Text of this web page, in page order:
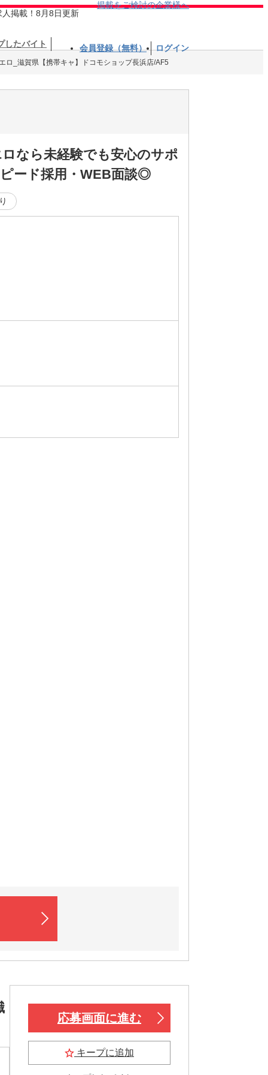
人掲載！8月8日更新
掲載をご検討の企業様へ
したバイト 会員登録（無料） ログイン
ロ_滋賀県【携帯キャ】ドコモショップ長浜店/AF5
なら未経験でも安心のサポ
ード採用・WEB面談◎
応募画面に進む
キープに追加